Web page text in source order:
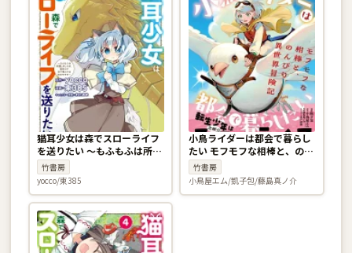
猫耳少女は森でスローライフ
を送りたい 〜もふもふは所望
しましたが、聖女とか王子様
とかは注文外です〜 3巻
竹書房
yocco/東385
小鳥ライダーは都会で暮らし
たい モフモフな相棒と、のん
びり異世界冒険記 1巻
竹書房
小鳥屋エム/凱子包/藤島真ノ介